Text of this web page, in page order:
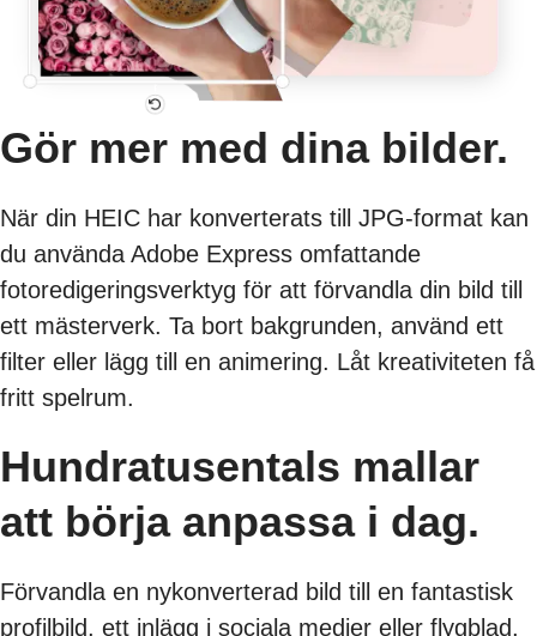
Gör mer med dina bilder.
När din HEIC har konverterats till JPG-format kan
du använda Adobe Express omfattande
fotoredigeringsverktyg för att förvandla din bild till
ett mästerverk. Ta bort bakgrunden, använd ett
filter eller lägg till en animering. Låt kreativiteten få
fritt spelrum.
Hundratusentals mallar
att börja anpassa i dag.
Förvandla en nykonverterad bild till en fantastisk
profilbild, ett inlägg i sociala medier eller flygblad,